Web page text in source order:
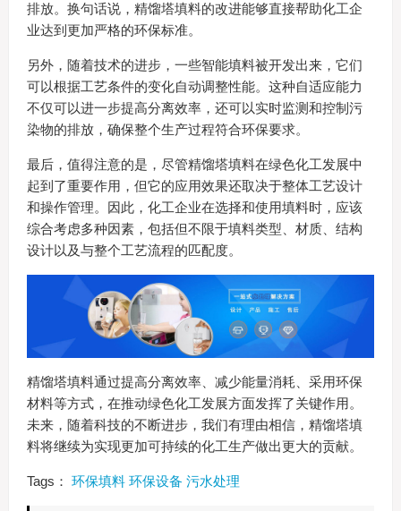
排放。换句话说，精馏塔填料的改进能够直接帮助化工企
业达到更加严格的环保标准。
另外，随着技术的进步，一些智能填料被开发出来，它们
可以根据工艺条件的变化自动调整性能。这种自适应能力
不仅可以进一步提高分离效率，还可以实时监测和控制污
染物的排放，确保整个生产过程符合环保要求。
最后，值得注意的是，尽管精馏塔填料在绿色化工发展中
起到了重要作用，但它的应用效果还取决于整体工艺设计
和操作管理。因此，化工企业在选择和使用填料时，应该
综合考虑多种因素，包括但不限于填料类型、材质、结构
设计以及与整个工艺流程的匹配度。
精馏塔填料通过提高分离效率、减少能量消耗、采用环保
材料等方式，在推动绿色化工发展方面发挥了关键作用。
未来，随着科技的不断进步，我们有理由相信，精馏塔填
料将继续为实现更加可持续的化工生产做出更大的贡献。
Tags： 环保填料 环保设备 污水处理